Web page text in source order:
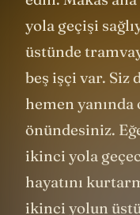
edin. Makas
yola geçişi
üstünde
beş işçi var. Siz
hemen
önündesiniz.
ikinci yola
hayatını